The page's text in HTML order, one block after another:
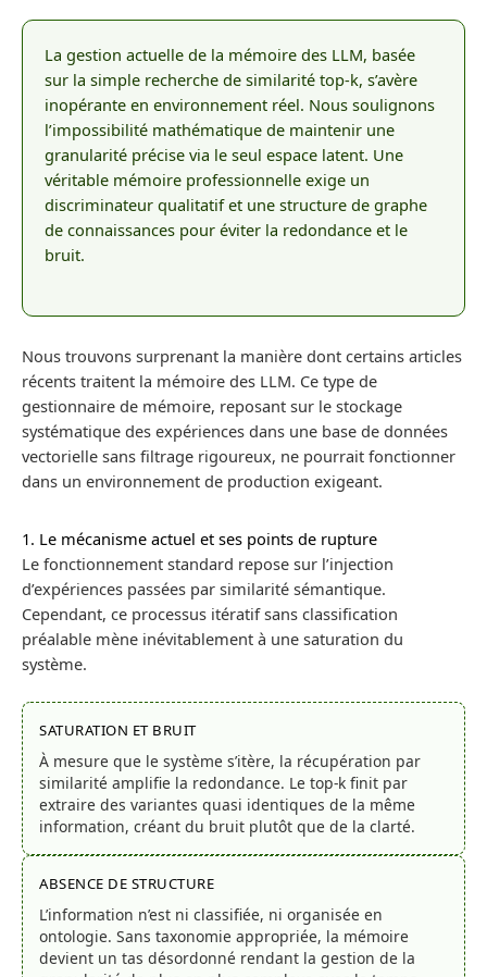
La gestion actuelle de la mémoire des LLM, basée
sur la simple recherche de similarité top-k, s’avère
inopérante en environnement réel. Nous soulignons
l’impossibilité mathématique de maintenir une
granularité précise via le seul espace latent. Une
véritable mémoire professionnelle exige un
discriminateur qualitatif et une structure de graphe
de connaissances pour éviter la redondance et le
bruit.
Nous trouvons surprenant la manière dont certains articles
récents traitent la mémoire des LLM. Ce type de
gestionnaire de mémoire, reposant sur le stockage
systématique des expériences dans une base de données
vectorielle sans filtrage rigoureux, ne pourrait fonctionner
dans un environnement de production exigeant.
1. Le mécanisme actuel et ses points de rupture
Le fonctionnement standard repose sur l’injection
d’expériences passées par similarité sémantique.
Cependant, ce processus itératif sans classification
préalable mène inévitablement à une saturation du
système.
SATURATION ET BRUIT
À mesure que le système s’itère, la récupération par
similarité amplifie la redondance. Le top-k finit par
extraire des variantes quasi identiques de la même
information, créant du bruit plutôt que de la clarté.
ABSENCE DE STRUCTURE
L’information n’est ni classifiée, ni organisée en
ontologie. Sans taxonomie appropriée, la mémoire
devient un tas désordonné rendant la gestion de la